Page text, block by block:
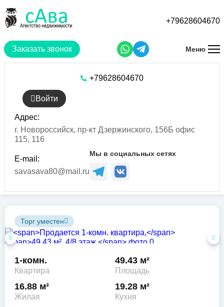
основному
Заказать звонок
+79628604670
Меню
+79628604670
Войти
Адрес:
г. Новороссийск, пр-кт Дзержинского, 156Б офис
115, 116
E-mail:
savasava80@mail.ru
Мы в социальных сетях
Торг уместен
1-комн.
Квартира
49.43 м²
Площадь
16.88 м²
Жилая
19.28 м²
Кухня